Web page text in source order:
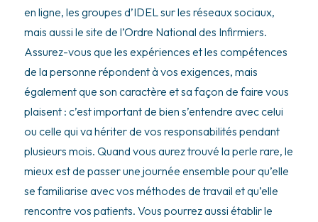
en ligne, les groupes d’IDEL sur les réseaux sociaux,
mais aussi le site de l’Ordre National des Infirmiers.
Assurez-vous que les expériences et les compétences
de la personne répondent à vos exigences, mais
également que son caractère et sa façon de faire vous
plaisent : c’est important de bien s’entendre avec celui
ou celle qui va hériter de vos responsabilités pendant
plusieurs mois. Quand vous aurez trouvé la perle rare, le
mieux est de passer une journée ensemble pour qu’elle
se familiarise avec vos méthodes de travail et qu’elle
rencontre vos patients. Vous pourrez aussi établir le